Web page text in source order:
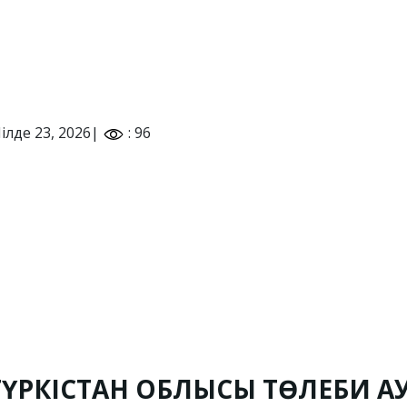
23, 2026| : 96
ОБЛЫСЫ ТӨЛЕБИ